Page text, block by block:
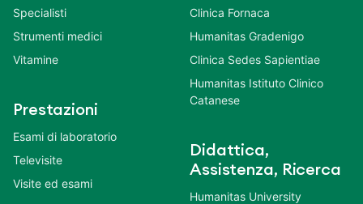
Specialisti
Strumenti medici
Vitamine
Prestazioni
Esami di laboratorio
Televisite
Visite ed esami
Clinica Fornaca
Humanitas Gradenigo
Clinica Sedes Sapientiae
Humanitas Istituto Clinico
Catanese
Didattica,
Assistenza, Ricerca
Humanitas University